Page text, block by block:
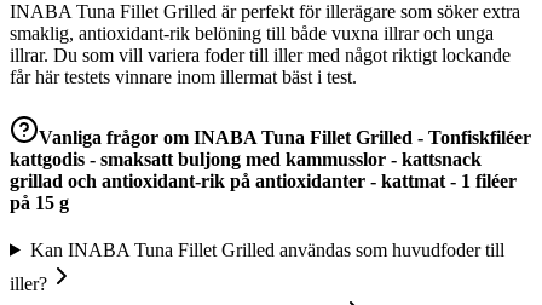
INABA Tuna Fillet Grilled är perfekt för illerägare som söker extra
smaklig, antioxidant-rik belöning till både vuxna illrar och unga
illrar. Du som vill variera foder till iller med något riktigt lockande
får här testets vinnare inom illermat bäst i test.
Vanliga frågor om INABA Tuna Fillet Grilled - Tonfiskfiléer
kattgodis - smaksatt buljong med kammusslor - kattsnack
grillad och antioxidant-rik på antioxidanter - kattmat - 1 filéer
på 15 g
Kan INABA Tuna Fillet Grilled användas som huvudfoder till
iller?